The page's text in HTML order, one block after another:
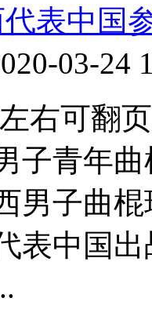
代表中国
03-24
右可翻
子青年
男子曲
表中国